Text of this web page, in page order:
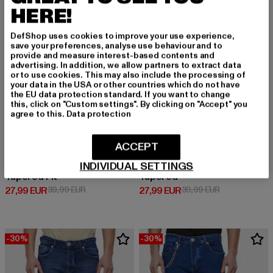
Tapered Fit
27,99 EUR
Derzeitiger Preis: 27,99 EUR
39,99 EURAktionspreis: 39,99 EUR
2Y PREMIUM
Tapered
27,99 EUR
Derzeitiger Preis: 27,99 EUR
39,99 EURAktionspreis:
-30% -30%
HERE!
DefShop uses cookies to improve your use experience,
save your preferences, analyse use behaviour and to
provide and measure interest-based contents and
advertising. In addition, we allow partners to extract data
or to use cookies. This may also include the processing of
your data in the USA or other countries which do not have
the EU data protection standard. If you want to change
this, click on "Custom settings". By clicking on "Accept" you
agree to this. Data protection
INDIVIDUAL SETTINGS
ACCEPT